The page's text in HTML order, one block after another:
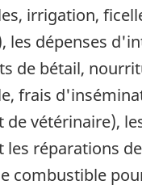
irrigation,
les dépenses
de bétail,
frais
de vétérinaire),
les réparations
combustible